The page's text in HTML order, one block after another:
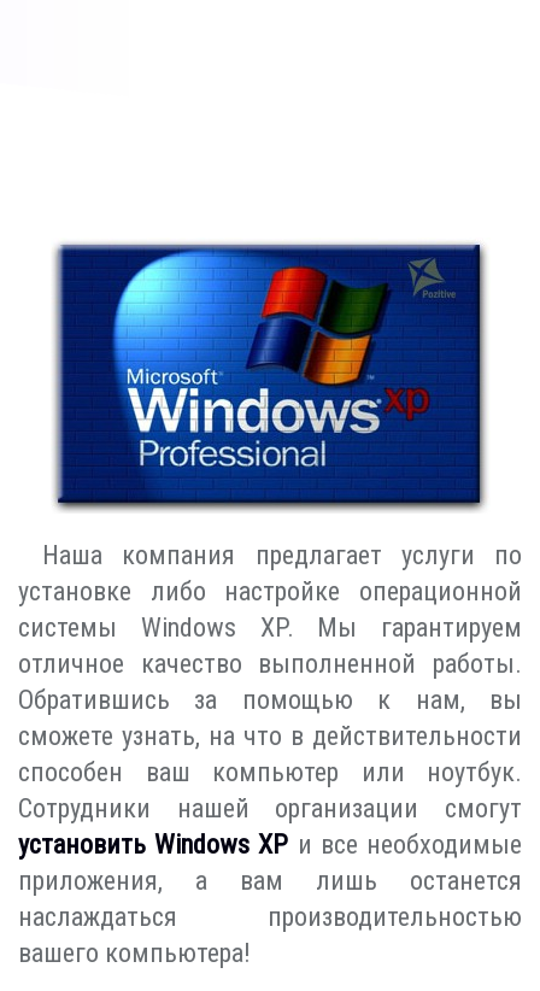
Наша компания предлагает услуги по
установке либо настройке операционной
системы Windows XP. Мы гарантируем
отличное качество выполненной работы.
Обратившись за помощью к нам, вы
сможете узнать, на что в действительности
способен ваш компьютер или ноутбук.
Сотрудники нашей организации смогут
установить Windows XP и все необходимые
приложения, а вам лишь останется
наслаждаться производительностью
вашего компьютера!